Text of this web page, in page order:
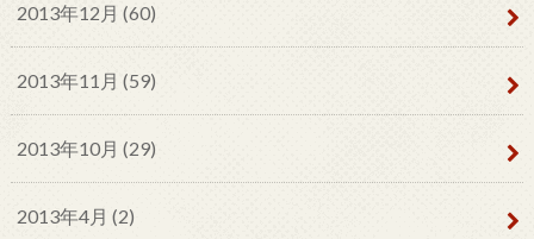
2013年12月 (60)
2013年11月 (59)
2013年10月 (29)
2013年4月 (2)